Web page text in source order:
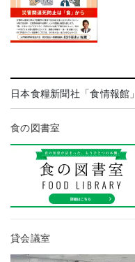
日本食糧新聞社「食情報館」
食の図書室
貸会議室